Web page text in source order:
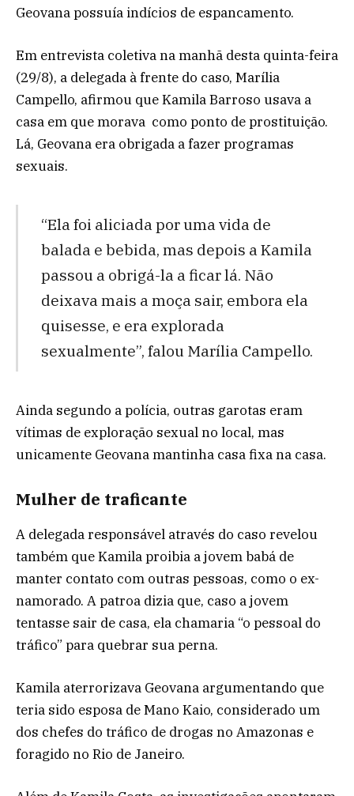
Geovana possuía indícios de espancamento.
Em entrevista coletiva na manhã desta quinta-feira
(29/8), a delegada à frente do caso, Marília
Campello, afirmou que Kamila Barroso usava a
casa em que morava como ponto de prostituição.
Lá, Geovana era obrigada a fazer programas
sexuais.
“Ela foi aliciada por uma vida de
balada e bebida, mas depois a Kamila
passou a obrigá-la a ficar lá. Não
deixava mais a moça sair, embora ela
quisesse, e era explorada
sexualmente”, falou Marília Campello.
Ainda segundo a polícia, outras garotas eram
vítimas de exploração sexual no local, mas
unicamente Geovana mantinha casa fixa na casa.
Mulher de traficante
A delegada responsável através do caso revelou
também que Kamila proibia a jovem babá de
manter contato com outras pessoas, como o ex-
namorado. A patroa dizia que, caso a jovem
tentasse sair de casa, ela chamaria “o pessoal do
tráfico” para quebrar sua perna.
Kamila aterrorizava Geovana argumentando que
teria sido esposa de Mano Kaio, considerado um
dos chefes do tráfico de drogas no Amazonas e
foragido no Rio de Janeiro.